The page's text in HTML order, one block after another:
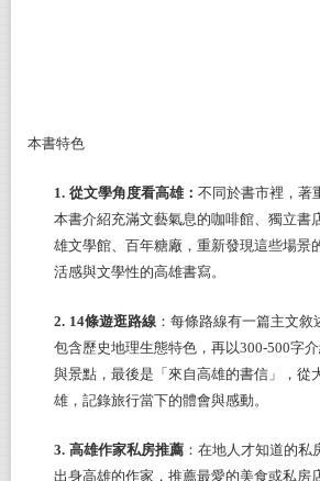
本書特色
1. 從文學角度看高雄： 不同於書市裡，著
本書介紹充滿文藝氣息的咖啡館、獨立書
雄文學館、百年糖廠，重新發現這些場景
活感與文學性的高雄書寫。
2. 14條遊逛路線 ：每條路線有一篇主文敘
包含歷史地理生態特色，再以300-500字
與景點，最後是「來自高雄的書信」，從
雄，記錄旅行當下的體會與感動。
3. 高雄作家私房推薦 ：在地人才知道的私
出身高雄的作家，推薦最愛的美食或私房